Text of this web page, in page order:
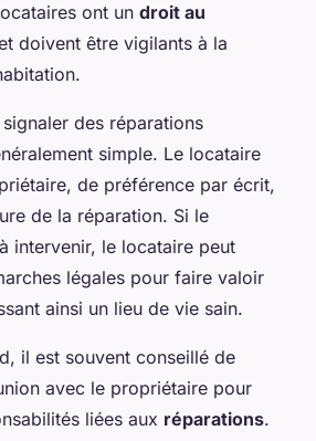
ont un droit au
doivent être vigilants à la
des réparations
simple. Le locataire
de préférence par écrit,
de la réparation. Si le
intervenir, le locataire peut
légales pour faire valoir
ainsi un lieu de vie sain.
il est souvent conseillé de
avec le propriétaire pour
liées aux réparations.